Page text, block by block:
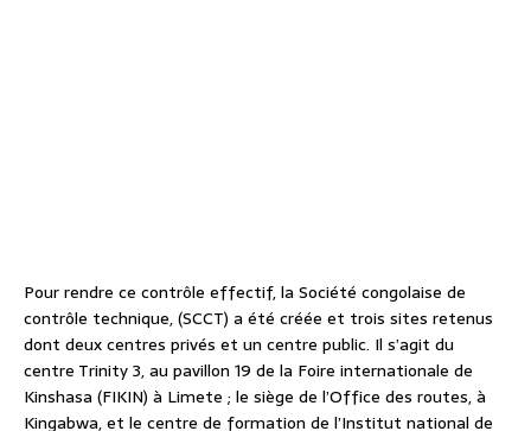
Pour rendre ce contrôle effectif, la Société congolaise de
contrôle technique, (SCCT) a été créée et trois sites retenus
dont deux centres privés et un centre public. Il s’agit du
centre Trinity 3, au pavillon 19 de la Foire internationale de
Kinshasa (FIKIN) à Limete ; le siège de l’Office des routes, à
Kingabwa, et le centre de formation de l’Institut national de